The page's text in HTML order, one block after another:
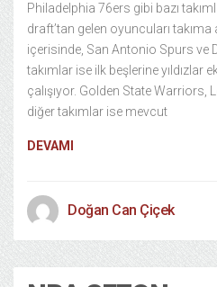
Philadelphia 76ers gibi bazı
draft’tan gelen oyuncuları takıma
içerisinde, San Antonio Spurs ve
takımlar ise ilk beşlerine yıldızlar
çalışıyor. Golden State Warriors,
diğer takımlar ise mevcut
DEVAMI
Doğan Can Çiçek